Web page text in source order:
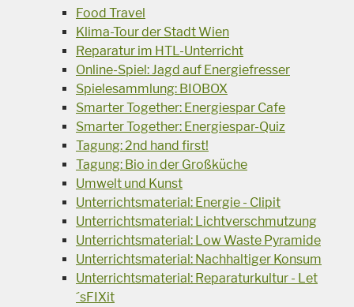
Food Travel
Klima-Tour der Stadt Wien
Reparatur im HTL-Unterricht
Online-Spiel: Jagd auf Energiefresser
Spielesammlung: BIOBOX
Smarter Together: Energiespar Cafe
Smarter Together: Energiespar-Quiz
Tagung: 2nd hand first!
Tagung: Bio in der Großküche
Umwelt und Kunst
Unterrichtsmaterial: Energie - Clipit
Unterrichtsmaterial: Lichtverschmutzung
Unterrichtsmaterial: Low Waste Pyramide
Unterrichtsmaterial: Nachhaltiger Konsum
Unterrichtsmaterial: Reparaturkultur - Let
´sFIXit